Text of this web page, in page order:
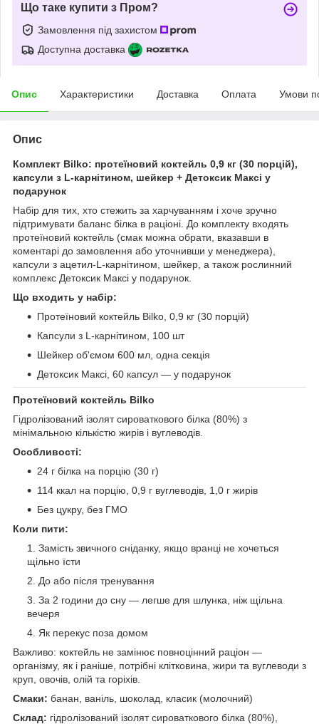
Що таке купити з Пром?
Замовлення під захистом
Доступна доставка
Опис Характеристики Доставка Оплата Умови
Опис
Комплект Bilko: протеїновий коктейль 0,9 кг (30 порцій),
капсули з L-карнітином, шейкер + Детоксик Максі у
подарунок
Набір для тих, хто стежить за харчуванням і хоче зручно
підтримувати баланс білка в раціоні. До комплекту входять
протеїновий коктейль (смак можна обрати, вказавши в
коментарі до замовлення або уточнивши у менеджера),
капсули з ацетил-L-карнітином, шейкер, а також рослинний
комплекс Детоксик Максі у подарунок.
Що входить у набір:
Протеїновий коктейль Bilko, 0,9 кг (30 порцій)
Капсули з L-карнітином, 100 шт
Шейкер об'ємом 600 мл, одна секція
Детоксик Максі, 60 капсул — у подарунок
Протеїновий коктейль Bilko
Гідролізований ізолят сироваткового білка (80%) з
мінімальною кількістю жирів і вуглеводів.
Особливості:
24 г білка на порцію (30 г)
114 ккал на порцію, 0,9 г вуглеводів, 1,0 г жирів
Без цукру, без ГМО
Коли пити:
Замість звичного сніданку, якщо вранці не хочеться
щільно їсти
До або після тренування
За 2 години до сну — легше для шлунка, ніж щільна
вечеря
Як перекус поза домом
Важливо: коктейль не замінює повноцінний раціон —
організму, як і раніше, потрібні клітковина, жири та вуглеводи з
круп, овочів, олій та горіхів.
Смаки: банан, ваніль, шоколад, класик (молочний)
Склад: гідролізований ізолят сироваткового білка (80%),